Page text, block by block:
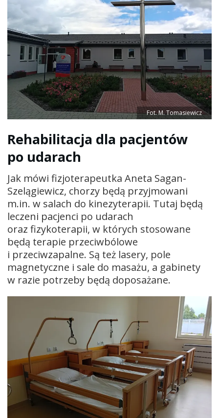
Fot. M. Tomasiewicz
Rehabilitacja dla pacjentów
po udarach
Jak mówi fizjoterapeutka Aneta Sagan-
Szelągiewicz, chorzy będą przyjmowani
m.in. w salach do kinezyterapii. Tutaj będą
leczeni pacjenci po udarach
oraz fizykoterapii, w których stosowane
będą terapie przeciwbólowe
i przeciwzapalne. Są też lasery, pole
magnetyczne i sale do masażu, a gabinety
w razie potrzeby będą doposażane.